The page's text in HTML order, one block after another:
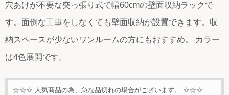
穴あけが不要な突っ張り式で幅60cmの壁面収納ラックで
す。面倒な工事をしなくても壁面収納が設置できます。収
納スペースが少ないワンルームの方にもおすすめ。 カラー
は4色展開です。
☆☆☆ 人気商品の為、急な品切れの場合がございます。 ☆☆☆